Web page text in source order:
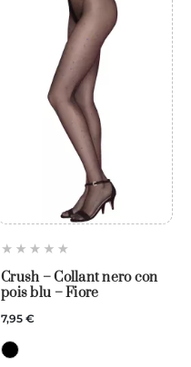
Crush – Collant nero con
pois blu – Fiore
7,95 €